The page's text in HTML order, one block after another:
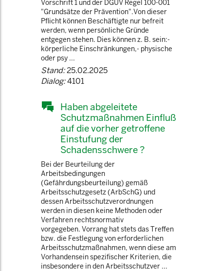
Vorschrift 1 und der DGUV Regel 100-001
"Grundsätze der Prävention".Von dieser
Pflicht können Beschäftigte nur befreit
werden, wenn persönliche Gründe
entgegen stehen. Dies können z. B. sein:-
körperliche Einschränkungen,- physische
oder psy ...
Stand:25.02.2025
Dialog:4101
Haben abgeleitete
Schutzmaßnahmen Einfluß
auf die vorher getroffene
Einstufung der
Schadensschwere ?
Bei der Beurteilung der
Arbeitsbedingungen
(Gefährdungsbeurteilung) gemäß
Arbeitsschutzgesetz (ArbSchG) und
dessen Arbeitsschutzverordnungen
werden in diesen keine Methoden oder
Verfahren rechtsnormativ
vorgegeben. Vorrang hat stets das Treffen
bzw. die Festlegung von erforderlichen
Arbeitsschutzmaßnahmen, wenn diese am
Vorhandensein spezifischer Kriterien, die
insbesondere in den Arbeitsschutzver ...